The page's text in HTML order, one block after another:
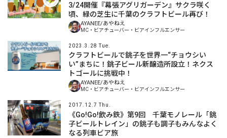
3/24開催『幕張アグリガーデン』サクラ咲く
頃、緑の芝生に千葉のクラフトビール再び！
AYANEE/あやねえ
MC・ビアチューバー・ビアインフルエンサー
2023.3.28 Tue.
クラフトビールで銚子を世界一“チョウシい
い”まちに！銚子ビール新醸造所設立！ネクス
トゴールに挑戦中！
AYANEE/あやねえ
MC・ビアチューバー・ビアインフルエンサー
2017.12.7 Thu.
《Go!Go!飲み鉄》第9回 千葉モノレール「銚
子ビールトレイン」の銚子も調子もみんなよく
なる列車ビア旅